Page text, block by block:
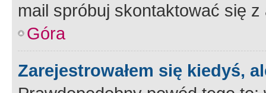
mail spróbuj skontaktować się
Góra
Zarejestrowałem się kiedyś,